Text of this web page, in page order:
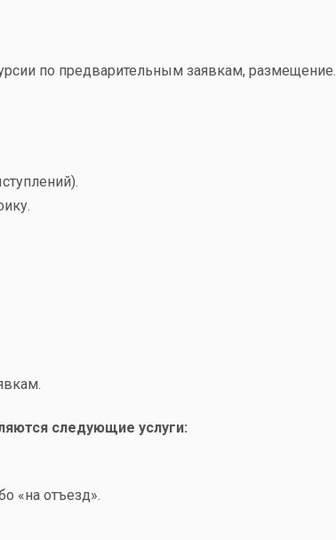
по предварительным заявкам, размещение.
следующие услуги:
«на отъезд».